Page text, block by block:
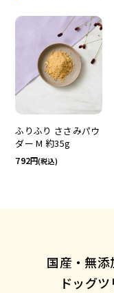
ふりふり ささみパウ
ダー M 約35g
792 (税込)
国産・無
ドッグ